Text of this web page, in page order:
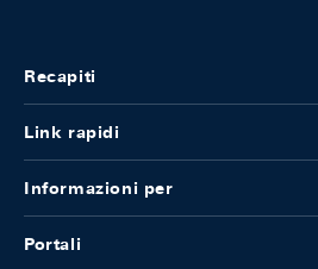
Recapiti
Link rapidi
Informazioni per
Portali